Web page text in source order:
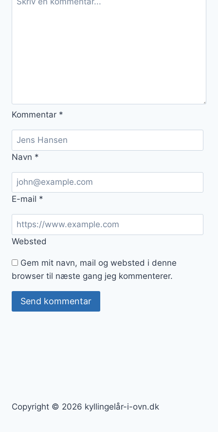
Kommentar *
Navn *
E-mail *
Websted
Gem mit navn, mail og websted i denne
browser til næste gang jeg kommenterer.
Copyright © 2026 kyllingelår-i-ovn.dk